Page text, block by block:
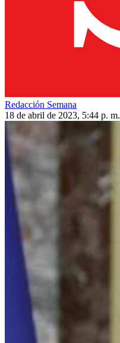
Redacción Semana
18 de abril de 2023, 5:44 p. m.